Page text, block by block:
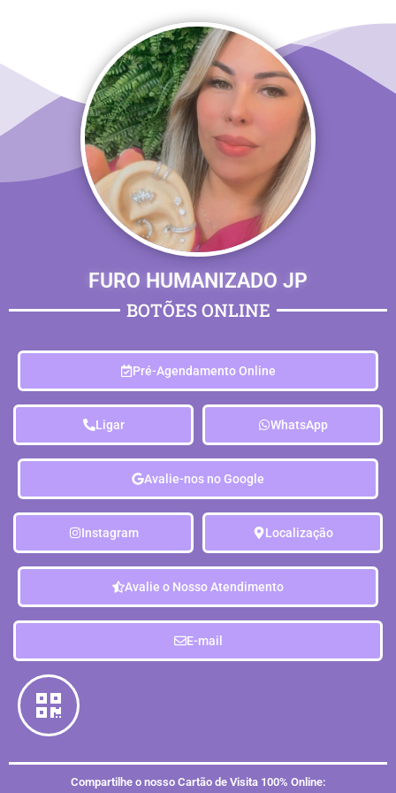
FURO HUMANIZADO JP
BOTÕES ONLINE
Pré-Agendamento Online
Ligar WhatsApp
Avalie-nos no Google
Instagram Localização
Avalie o Nosso Atendimento
E-mail
Compartilhe o nosso Cartão de Visita 100% Online: